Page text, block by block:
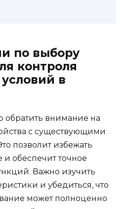
по выбору
контроля
в
обратить внимание на
с существующими
позволит избежать
и обеспечит точное
Важно изучить
и убедиться, что
может полноценно